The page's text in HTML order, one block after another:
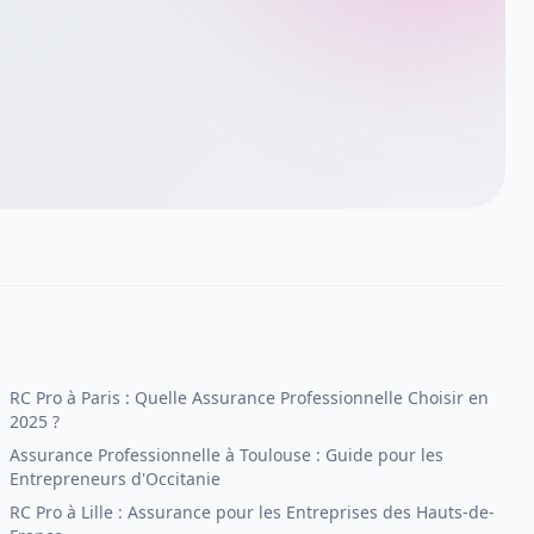
RC Pro à Paris : Quelle Assurance Professionnelle Choisir en
2025 ?
Assurance Professionnelle à Toulouse : Guide pour les
Entrepreneurs d'Occitanie
RC Pro à Lille : Assurance pour les Entreprises des Hauts-de-